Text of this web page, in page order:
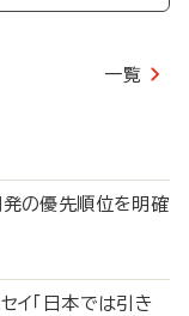
一覧
の優先順位を明確
「日本では引き